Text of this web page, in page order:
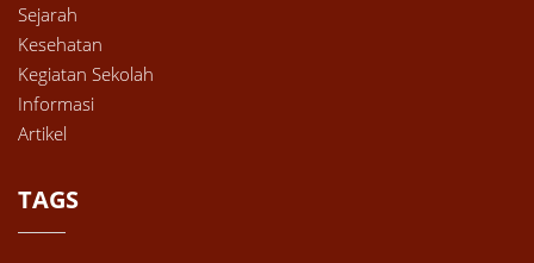
Sejarah
Kesehatan
Kegiatan Sekolah
Informasi
Artikel
TAGS